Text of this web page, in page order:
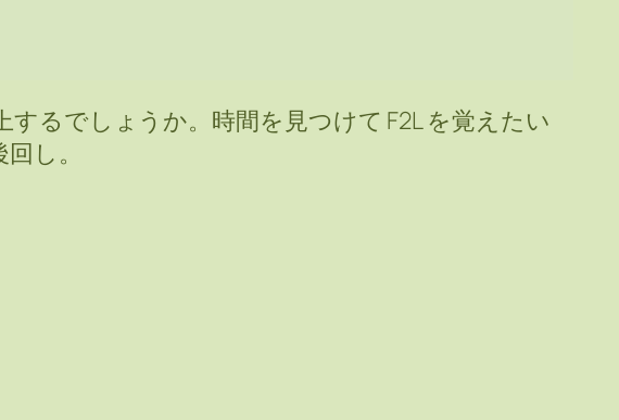
するでしょうか。時間を見つけて F2L を覚えたい
し。